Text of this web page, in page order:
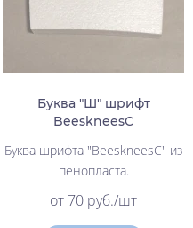
Буква "Ш" шрифт
BeeskneesC
Буква шрифта "BeeskneesC" из
пенопласта.
от 70 руб./шт